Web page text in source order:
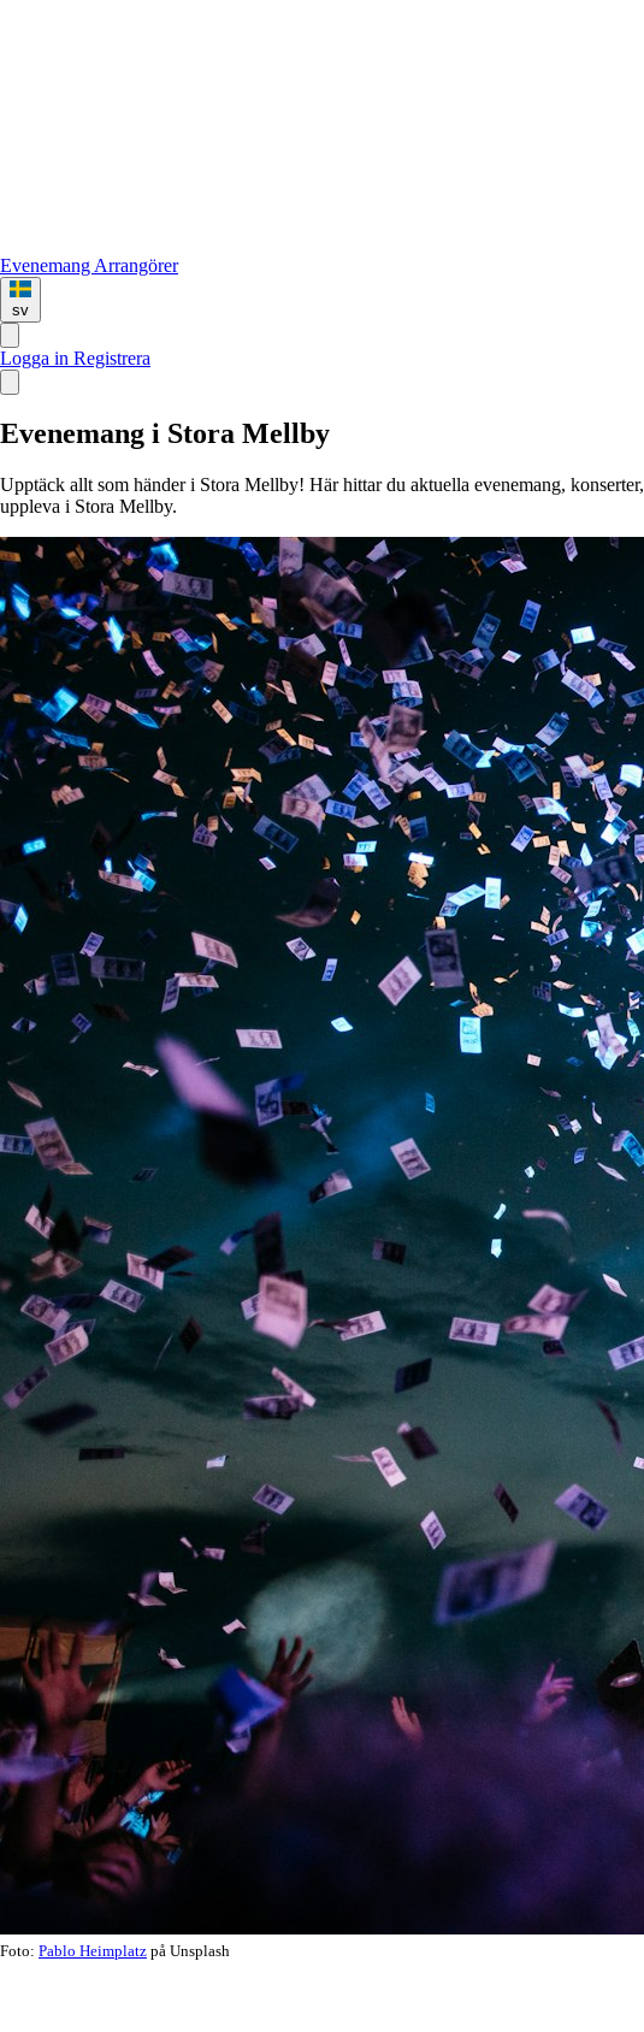
Evenemang Arrangörer
sv
Logga in Registrera
Evenemang i Stora Mellby
Upptäck allt som händer i Stora Mellby! Här hittar du aktuella evenemang,
uppleva i Stora Mellby.
Foto: Pablo Heimplatz på Unsplash